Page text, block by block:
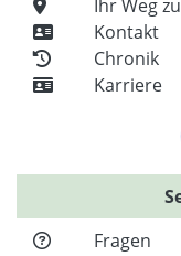
Ihr Weg
Kontakt
Chronik
Karriere
Fragen